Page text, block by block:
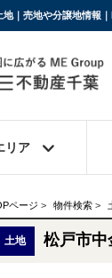
｜売地や分譲地情報｜
リア
ページ > 物件検索 >
土地 松戸市